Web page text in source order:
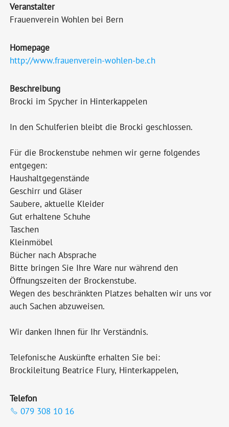
Veranstalter
Frauenverein Wohlen bei Bern
Homepage
http://www.frauenverein-wohlen-be.ch
Beschreibung
Brocki im Spycher in Hinterkappelen
In den Schulferien bleibt die Brocki geschlossen.
Für die Brockenstube nehmen wir gerne folgendes
entgegen:
Haushaltgegenstände
Geschirr und Gläser
Saubere, aktuelle Kleider
Gut erhaltene Schuhe
Taschen
Kleinmöbel
Bücher nach Absprache
Bitte bringen Sie Ihre Ware nur während den
Öffnungszeiten der Brockenstube.
Wegen des beschränkten Platzes behalten wir uns vor
auch Sachen abzuweisen.
Wir danken Ihnen für Ihr Verständnis.
Telefonische Auskünfte erhalten Sie bei:
Brockileitung Beatrice Flury, Hinterkappelen,
Telefon
079 308 10 16